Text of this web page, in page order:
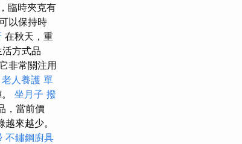
臨時夾克有
以保持時
在秋天，重
方式品
非常關注用
老人養護 單
坐月子 撥
，當前價
來越少。
不鏽鋼廚具